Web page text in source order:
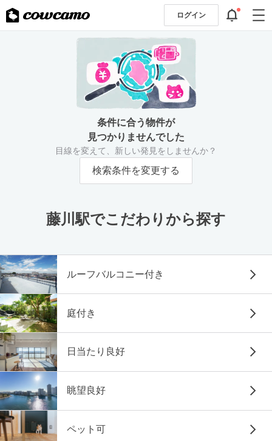
ログイン
条件に合う物件が
見つかりませんでした
目線を変えて、新しい発見をしませんか？
検索条件を変更する
藤川駅でこだわりから探す
ルーフバルコニー付き
庭付き
日当たり良好
眺望良好
ペット可